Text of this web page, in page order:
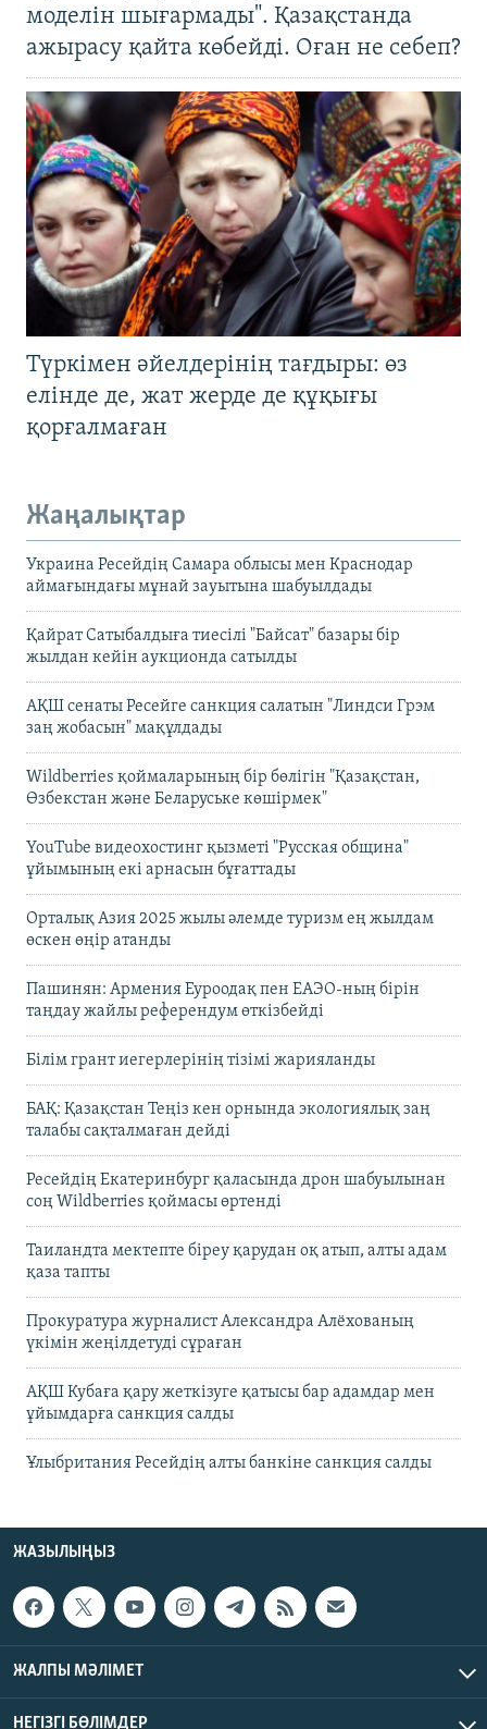
моделін шығармады". Қазақстанда
ажырасу қайта көбейді. Оған не себеп?
Түркімен әйелдерінің тағдыры: өз
елінде де, жат жерде де құқығы
қорғалмаған
Жаңалықтар
Украина Ресейдің Самара облысы мен Краснодар
аймағындағы мұнай зауытына шабуылдады
Қайрат Сатыбалдыға тиесілі "Байсат" базары бір
жылдан кейін аукционда сатылды
АҚШ сенаты Ресейге санкция салатын "Линдси Грэм
заң жобасын" мақұлдады
Wildberries қоймаларының бір бөлігін "Қазақстан,
Өзбекстан және Беларуське көшірмек"
YouTube видеохостинг қызметі "Русская община"
ұйымының екі арнасын бұғаттады
Орталық Азия 2025 жылы әлемде туризм ең жылдам
өскен өңір атанды
Пашинян: Армения Еуроодақ пен ЕАЭО-ның бірін
таңдау жайлы референдум өткізбейді
Білім грант иегерлерінің тізімі жарияланды
БАҚ: Қазақстан Теңіз кен орнында экологиялық заң
талабы сақталмаған дейді
Ресейдің Екатеринбург қаласында дрон шабуылынан
соң Wildberries қоймасы өртенді
Таиландта мектепте біреу қарудан оқ атып, алты адам
қаза тапты
Прокуратура журналист Александра Алёхованың
үкімін жеңілдетуді сұраған
АҚШ Кубаға қару жеткізуге қатысы бар адамдар мен
ұйымдарға санкция салды
Ұлыбритания Ресейдің алты банкіне санкция салды
ЖАЗЫЛЫҢЫЗ
ЖАЛПЫ МӘЛІМЕТ
НЕГІЗГІ БӨЛІМДЕР